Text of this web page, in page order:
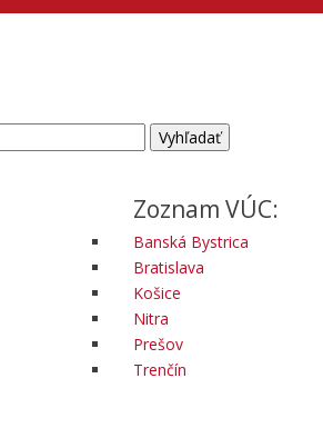
Zoznam VÚC:
Banská Bystrica
Bratislava
Košice
Nitra
Prešov
Trenčín